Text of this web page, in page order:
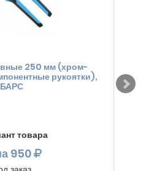
250 мм (хром-
рукоятки),
БАРС
товара
950